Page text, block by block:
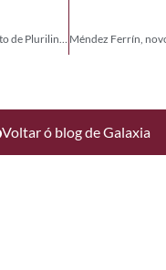
A RAG crítica o Decreto de Plurilingüismo
Voltar ó blog de Galaxia